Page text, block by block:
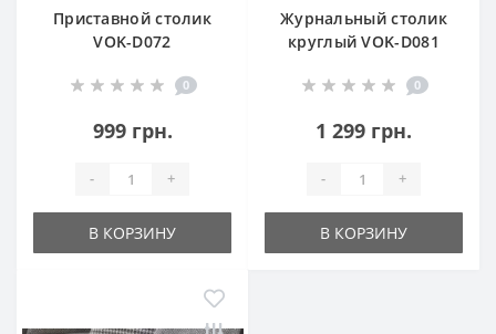
Приставной столик
VOK-D072
0
999 грн.
- +
В КОРЗИНУ
Журнальный столик
круглый VOK-D081
0
1 299 грн.
- +
В КОРЗИНУ